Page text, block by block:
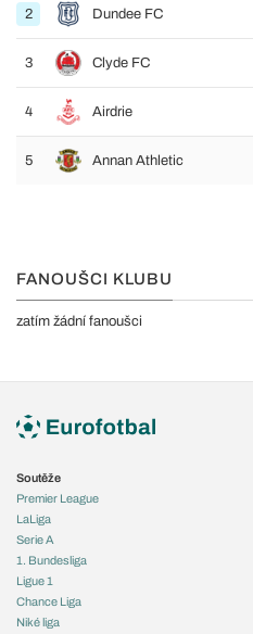
2 Dundee FC
3 Clyde FC
4 Airdrie
5 Annan Athletic
FANOUŠCI KLUBU
zatím žádní fanoušci
Soutěže
Premier League
LaLiga
Serie A
1. Bundesliga
Ligue 1
Chance Liga
Niké liga